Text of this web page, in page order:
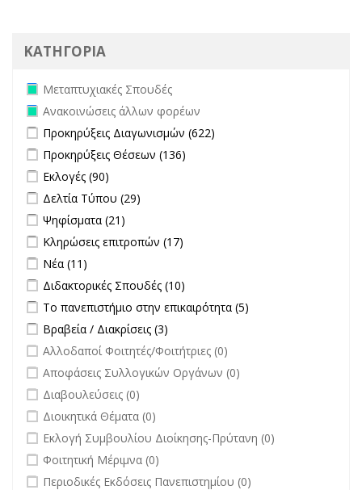
ΚΑΤΗΓΟΡΙΑ
Remove Μεταπτυχιακές Σπουδές filter
Μεταπτυχιακές Σπουδές
Remove Ανακοινώσεις άλλων φορέων filter
Ανακοινώσεις άλλων φορέων
Apply Προκηρύξεις Διαγωνισμών filter
Προκηρύξεις Διαγωνισμών (622)
Apply Προκηρύξεις Θέσεων filter
Προκηρύξεις Θέσεων (136)
Apply Εκλογές filter
Εκλογές (90)
Apply Δελτία Τύπου filter
Δελτία Τύπου (29)
Apply Ψηφίσματα filter
Ψηφίσματα (21)
Apply Κληρώσεις επιτροπών filter
Κληρώσεις επιτροπών (17)
Apply Νέα filter
Νέα (11)
Apply Διδακτορικές Σπουδές filter
Διδακτορικές Σπουδές (10)
Apply Το πανεπιστήμιο στην επικαιρότητα filter
Το πανεπιστήμιο στην επικαιρότητα (5)
Apply Βραβεία / Διακρίσεις filter
Βραβεία / Διακρίσεις (3)
undefined
Αλλοδαποί Φοιτητές/Φοιτήτριες (0)
undefined
Αποφάσεις Συλλογικών Οργάνων (0)
undefined
Διαβουλεύσεις (0)
undefined
Διοικητικά Θέματα (0)
undefined
Εκλογή Συμβουλίου Διοίκησης-Πρύτανη (0)
undefined
Φοιτητική Μέριμνα (0)
undefined
Περιοδικές Εκδόσεις Πανεπιστημίου (0)